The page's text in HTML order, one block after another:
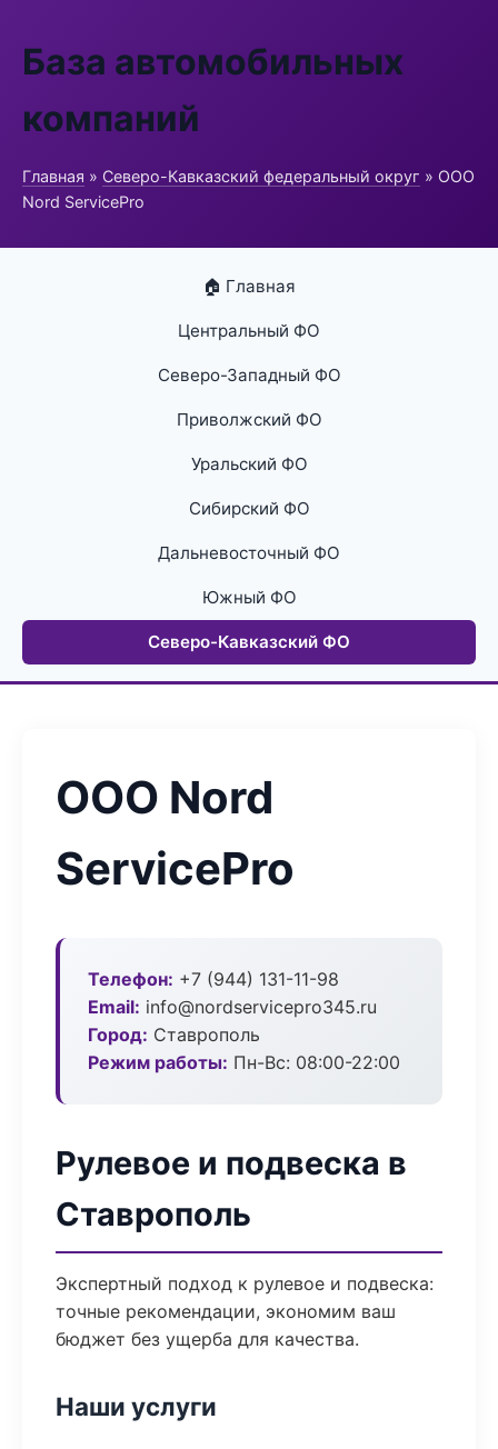
База автомобильных
компаний
Главная » Северо-Кавказский федеральный округ » ООО
Nord ServicePro
🏠 Главная
Центральный ФО
Северо-Западный ФО
Приволжский ФО
Уральский ФО
Сибирский ФО
Дальневосточный ФО
Южный ФО
Северо-Кавказский ФО
ООО Nord
ServicePro
Телефон: +7 (944) 131-11-98
Email: info@nordservicepro345.ru
Город: Ставрополь
Режим работы: Пн-Вс: 08:00-22:00
Рулевое и подвеска в
Ставрополь
Экспертный подход к рулевое и подвеска:
точные рекомендации, экономим ваш
бюджет без ущерба для качества.
Наши услуги